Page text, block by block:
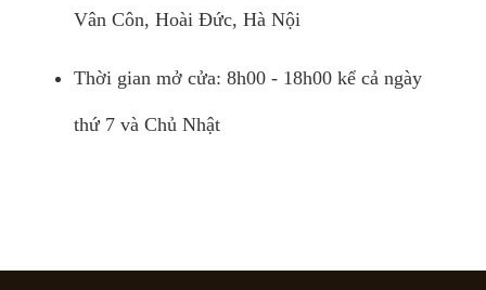
Vân Côn, Hoài Đức, Hà Nội
Thời gian mở cửa: 8h00 - 18h00 kể cả ngày
thứ 7 và Chủ Nhật